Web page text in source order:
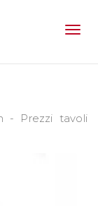
- Prezzi tavoli